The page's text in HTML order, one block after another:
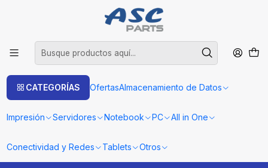
CATEGORÍAS OfertasAlmacenamiento de Datos
Impresión Servidores Notebook PC All in One
Conectividad y Redes Tablets Otros